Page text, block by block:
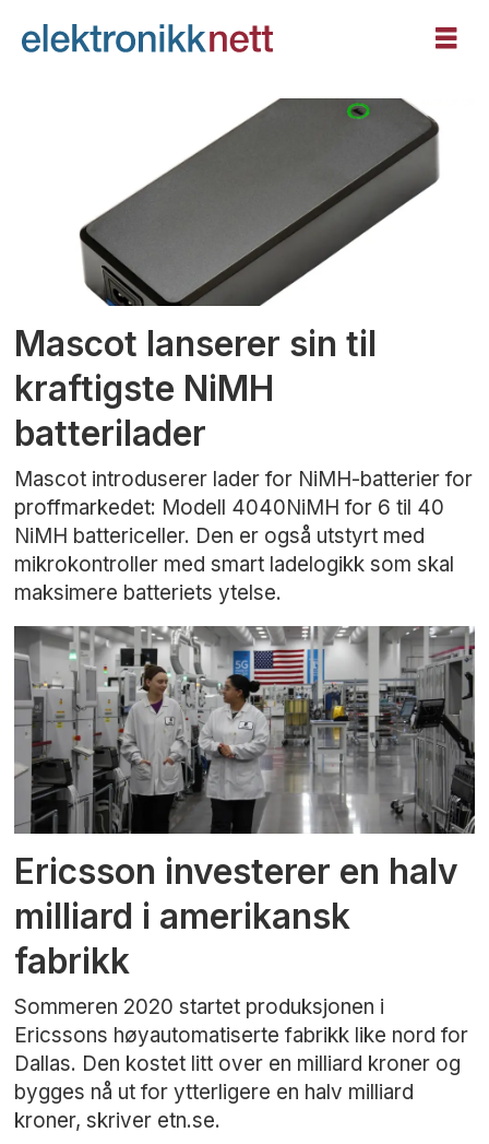
telekommunikasjon
Mascot lanserer sin til
kraftigste NiMH
batterilader
Mascot introduserer lader for NiMH-batterier for
proffmarkedet: Modell 4040NiMH for 6 til 40
NiMH battericeller. Den er også utstyrt med
mikrokontroller med smart ladelogikk som skal
maksimere batteriets ytelse.
Ericsson investerer en halv
milliard i amerikansk
fabrikk
Sommeren 2020 startet produksjonen i
Ericssons høyautomatiserte fabrikk like nord for
Dallas. Den kostet litt over en milliard kroner og
bygges nå ut for ytterligere en halv milliard
kroner, skriver etn.se.